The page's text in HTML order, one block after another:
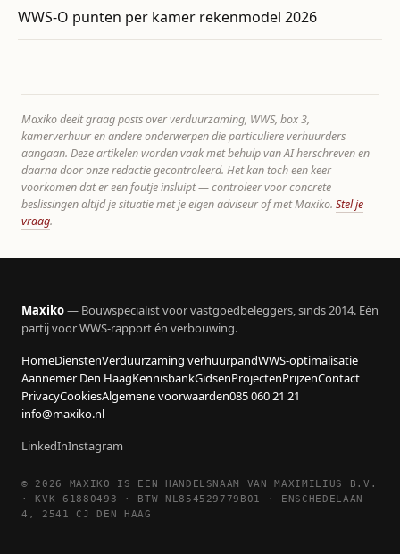
WWS-O punten per kamer rekenmodel 2026
Maxiko deelt graag posts over verduurzaming, WWS, box 3,
kamerverhuur en andere onderwerpen die particuliere verhuurders
aangaan. Deze artikelen worden vaak met behulp van AI herschreven en
daarna door onze redactie gecontroleerd. Het kan toch een keer
voorkomen dat er een foutje insluipt — controleer voor concrete
beslissingen altijd je situatie met je eigen adviseur of met Maxiko. Stel je
vraag.
Maxiko— Bouwspecialist voor vastgoedbeleggers, sinds 2014. Eén
partij voor WWS-rapport én verbouwing.
HomeDienstenVerduurzaming verhuurpandWWS-optimalisatie
Aannemer Den HaagKennisbankGidsenProjectenPrijzenContact
PrivacyCookiesAlgemene voorwaarden085 060 21 21
info@maxiko.nl
LinkedInInstagram
© 2026 MAXIKO IS EEN HANDELSNAAM VAN MAXIMILIUS B.V.
· KVK 61880493 · BTW NL854529779B01 · ENSCHEDELAAN
4, 2541 CJ DEN HAAG